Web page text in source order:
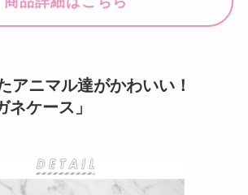
アニマル達がかわいい！
ケース」